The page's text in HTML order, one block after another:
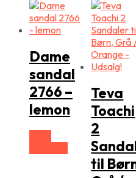
Dame
sandal
2766 –
lemon
Teva
Toachi
2
til